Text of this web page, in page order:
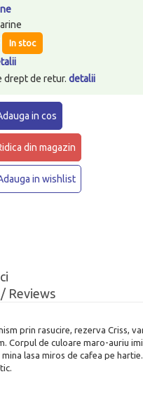
In stoc
drept de retur. detalii
in cos
din magazin
in wishlist
Reviews
prin rasucire, rezerva Criss,
Corpul de culoare maro-auriu
lasa miros de cafea pe